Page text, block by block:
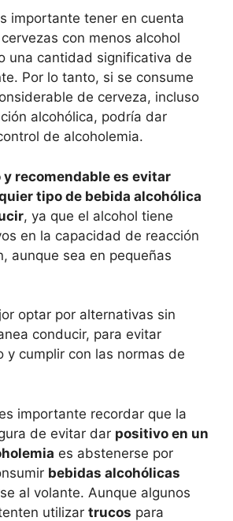
importante tener en cuenta
con menos alcohol
una cantidad significativa de
Por lo tanto, si se consume
de cerveza, incluso
alcohólica, podría dar
de alcoholemia.
y recomendable es evitar
tipo de bebida alcohólica
, ya que el alcohol tiene
en la capacidad de reacción
aunque sea en pequeñas
optar por alternativas sin
conducir, para evitar
y cumplir con las normas de
importante recordar que la
de evitar dar positivo en un
es abstenerse por
bebidas alcohólicas
al volante. Aunque algunos
utilizar trucos para